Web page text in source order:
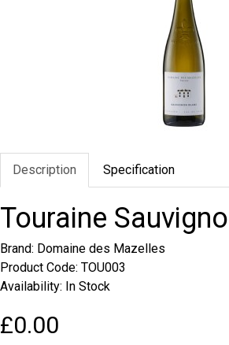
Description Specification
Touraine
Brand: Domaine des Mazelles
Product Code: TOU003
Availability: In Stock
£0.00